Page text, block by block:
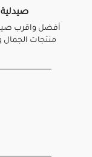
أفضل واقرب
منتجات الجمال